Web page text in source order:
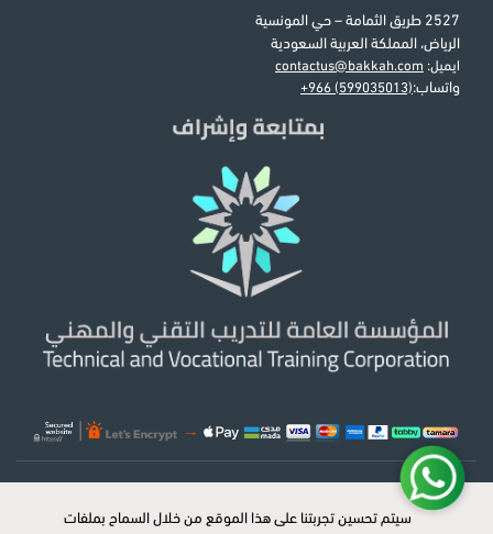
2527 طريق الثمامة – حي المونسية
الرياض، المملكة العربية السعودية
ايميل: contactus@bakkah.com
واتساب:+966 (599035013)
x
سيتم تحسين تجربتنا على هذا الموقع من خلال السماح بملفات
سيتم تحسين تجربتنا على هذا الموقع من خلال السماح بملفات